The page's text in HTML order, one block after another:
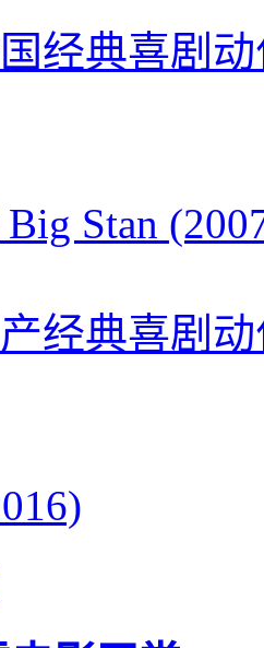
经典喜剧
Stan
经典喜剧